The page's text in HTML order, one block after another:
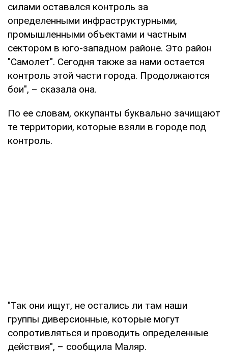
силами оставался контроль за
определенными инфраструктурными,
промышленными объектами и частным
сектором в юго-западном районе. Это район
"Самолет". Сегодня также за нами остается
контроль этой части города. Продолжаются
бои", – сказала она.
По ее словам, оккупанты буквально зачищают
те территории, которые взяли в городе под
контроль.
"Так они ищут, не остались ли там наши
группы диверсионные, которые могут
сопротивляться и проводить определенные
действия", – сообщила Маляр.